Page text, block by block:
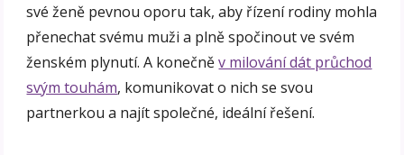
své ženě pevnou oporu tak, aby řízení rodiny mohla
přenechat svému muži a plně spočinout ve svém
ženském plynutí. A konečněv milování dát průchod
svým touhám, komunikovat o nich se svou
partnerkou a najít společné, ideální řešení.